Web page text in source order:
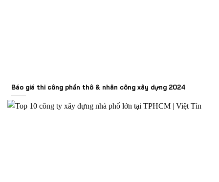
Báo giá thi công phần thô & nhân công xây dựng 2024